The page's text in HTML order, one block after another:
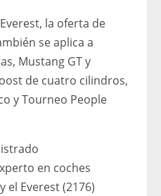
la oferta de
se aplica a
Mustang GT y
de cuatro cilindros,
y Tourneo People
en coches
el Everest (2176)